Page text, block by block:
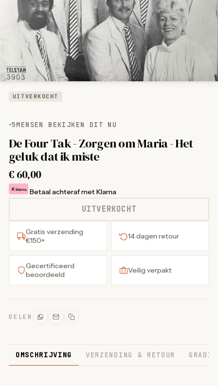
UITVERKOCHT
5MENSEN BEKIJKEN DIT NU
De Four Tak - Zorgen om Maria - Het
geluk dat ik miste
€ 60,00
K klarna Betaal achteraf met Klarna
UITVERKOCHT
Gratis verzending
€150+
14 dagen retour
Gecertificeerd
beoordeeld
Veilig verpakt
DELEN
OMSCHRIJVING VERZENDING & RETOUR